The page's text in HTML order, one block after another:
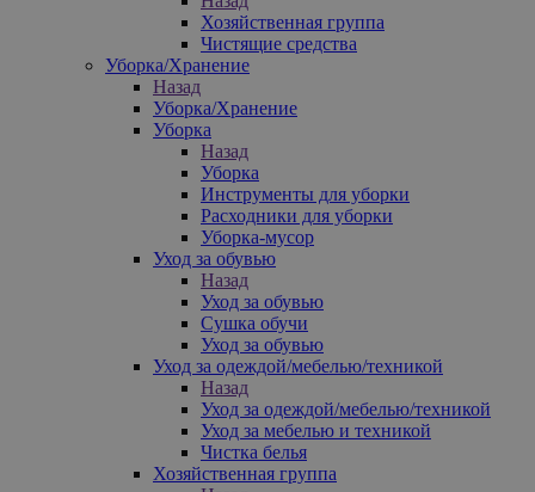
Хозяйственная группа
Чистящие средства
Уборка/Хранение
Назад
Уборка/Хранение
Уборка
Назад
Уборка
Инструменты для уборки
Расходники для уборки
Уборка-мусор
Уход за обувью
Назад
Уход за обувью
Сушка обучи
Уход за обувью
Уход за одеждой/мебелью/техникой
Назад
Уход за одеждой/мебелью/техникой
Уход за мебелью и техникой
Чистка белья
Хозяйственная группа